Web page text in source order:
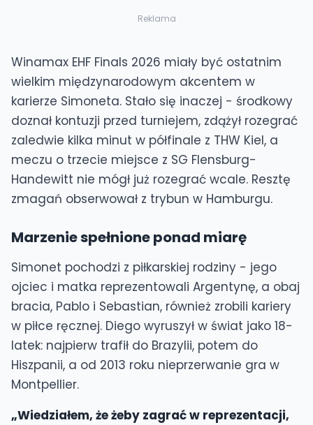
Reklama
Winamax EHF Finals 2026 miały być ostatnim
wielkim międzynarodowym akcentem w
karierze Simoneta. Stało się inaczej - środkowy
doznał kontuzji przed turniejem, zdążył rozegrać
zaledwie kilka minut w półfinale z THW Kiel, a
meczu o trzecie miejsce z SG Flensburg-
Handewitt nie mógł już rozegrać wcale. Resztę
zmagań obserwował z trybun w Hamburgu.
Marzenie spełnione ponad miarę
Simonet pochodzi z piłkarskiej rodziny - jego
ojciec i matka reprezentowali Argentynę, a obaj
bracia, Pablo i Sebastian, również zrobili kariery
w piłce ręcznej. Diego wyruszył w świat jako 18-
latek: najpierw trafił do Brazylii, potem do
Hiszpanii, a od 2013 roku nieprzerwanie gra w
Montpellier.
„Wiedziałem, że żeby zagrać w reprezentacji,